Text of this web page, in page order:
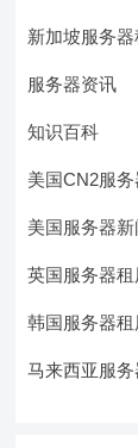
新加坡服务器
服务器资讯
知识百科
美国CN2服务
美国服务器新
英国服务器租
韩国服务器租
马来西亚服务